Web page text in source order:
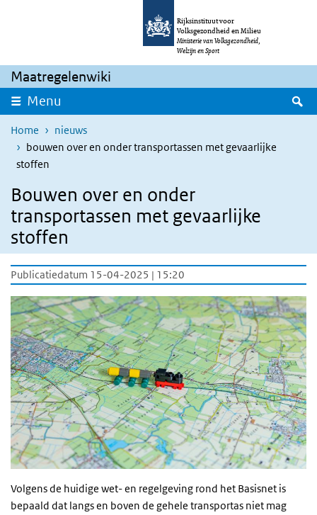
Overslaan en naar de inhoud gaan
Rijksinstituut voor
Volksgezondheid en Milieu
Ministerie van Volksgezondheid,
Welzijn en Sport
Maatregelenwiki
Menu
Home
nieuws
bouwen over en onder transportassen met gevaarlijke
stoffen
Bouwen over en onder
transportassen met gevaarlijke
stoffen
Publicatiedatum 15-04-2025 | 15:20
Volgens de huidige wet- en regelgeving rond het Basisnet is
bepaald dat langs en boven de gehele transportas niet mag